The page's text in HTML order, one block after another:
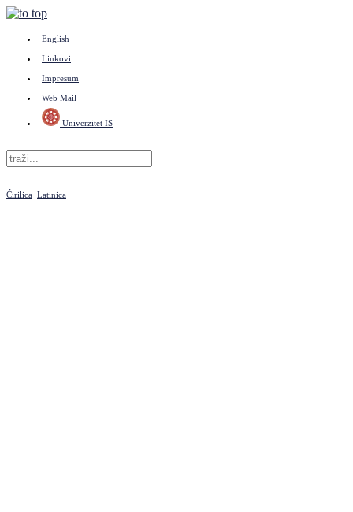
English
Linkovi
Impresum
Web Mail
Univerzitet IS
Ćirilica Latinica